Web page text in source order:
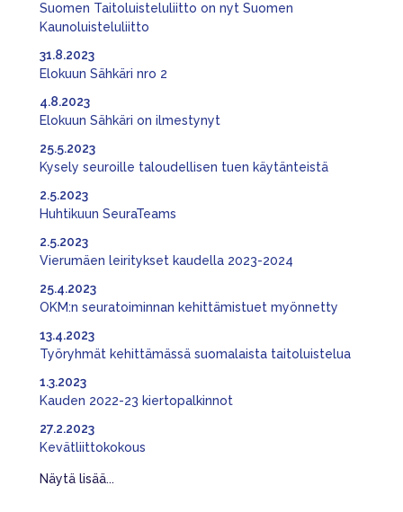
Suomen Taitoluisteluliitto on nyt Suomen
Kaunoluisteluliitto
Elokuun Sähkäri nro 2
31.8.2023
Elokuun Sähkäri on ilmestynyt
4.8.2023
Kysely seuroille taloudellisen tuen käytänteistä
25.5.2023
Huhtikuun SeuraTeams
2.5.2023
Vierumäen leiritykset kaudella 2023-2024
2.5.2023
OKM:n seuratoiminnan kehittämistuet myönnetty
25.4.2023
Työryhmät kehittämässä suomalaista taitoluistelua
13.4.2023
Kauden 2022-23 kiertopalkinnot
1.3.2023
Kevätliittokokous
27.2.2023
Näytä lisää...